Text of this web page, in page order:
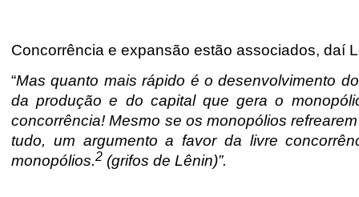
Concorrência e expansão estão associados, daí
“Mas quanto mais rápido é o desenvolvimento
da produção e do capital que gera o
concorrência! Mesmo se os monopólios
tudo, um argumento a favor da livre
monopólios.2 (grifos de Lênin)”.